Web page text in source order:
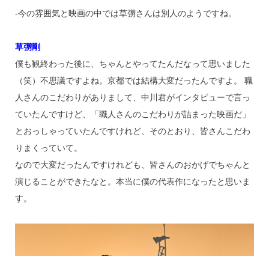
‐今の雰囲気と映画の中では草彅さんは別人のようですね。
草彅剛
僕も観終わった後に、ちゃんとやってたんだなって思いました
（笑）不思議ですよね。京都では結構大変だったんですよ。 職
人さんのこだわりがありまして、中川君がインタビューで言っ
ていたんですけど、「職人さんのこだわりが詰まった映画だ」
とおっしゃっていたんですけれど、そのとおり、皆さんこだわ
りまくっていて。
なので大変だったんですけれども、皆さんのおかげでちゃんと
演じることができたなと。本当に僕の代表作になったと思いま
す。